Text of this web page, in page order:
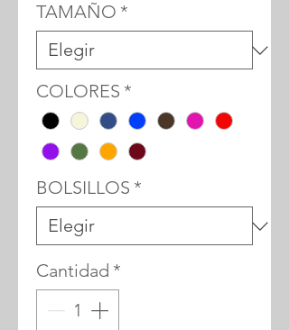
TAMAÑO *
COLORES *
BOLSILLOS *
Cantidad *